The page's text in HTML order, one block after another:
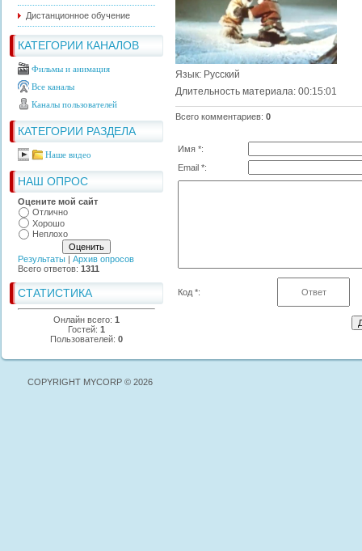
Дистанционное обучение
КАТЕГОРИИ КАНАЛОВ
Фильмы и анимация
Все каналы
Каналы пользователей
КАТЕГОРИИ РАЗДЕЛА
Наше видео
НАШ ОПРОС
Оцените мой сайт
Отлично
Хорошо
Неплохо
Результаты | Архив опросов
Всего ответов: 1311
СТАТИСТИКА
Онлайн всего: 1
Гостей: 1
Пользователей: 0
Язык: Русский
Длительность материала: 00:15:01
Всего комментариев: 0
Имя *:
Email *:
Код *:
COPYRIGHT MYCORP © 2026